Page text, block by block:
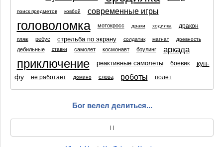
поиск предметов ковбой современные игры
головоломка мотокросс драки ходилка дракон
пляж ребус стрельба по экрану солдатик магнат древность
дебильные ставки самолет космонавт боулинг аркада
приключение реактивные самолеты боевик
кун-
фу
не работает домино слова роботы полет
Бог велел делиться...
| |